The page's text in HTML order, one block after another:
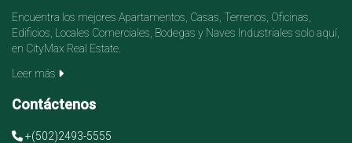
Encuentra los mejores Apartamentos, Casas, Terrenos, Oficinas,
Edificios, Locales Comerciales, Bodegas y Naves Industriales solo aquí,
en CityMax Real Estate.
Leer más
Contáctenos
+(502)2493-5555